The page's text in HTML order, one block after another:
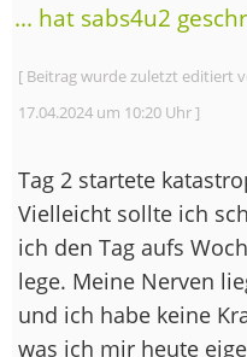
... hat sabs4u2
[ Beitrag wurde zuletzt editiert
17.04.2024 um 10:20 Uhr ]
Tag 2 startete
Vielleicht sollte ich
ich den Tag aufs
lege. Meine Nerven
und ich habe keine
was ich mir heute